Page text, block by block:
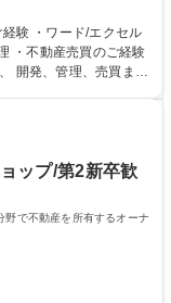
約書作成・契約から入
も業務内容は丁寧に店
い。【サービス】「敷
験 ・ワード/エクセル
・不動産売買のご経験
づくり貢献のため、ノ
ームのスポンサーや寄
これからも地域の役に
普通自動車
ップ/第2新卒歓
野で不動産を所有するオーナ